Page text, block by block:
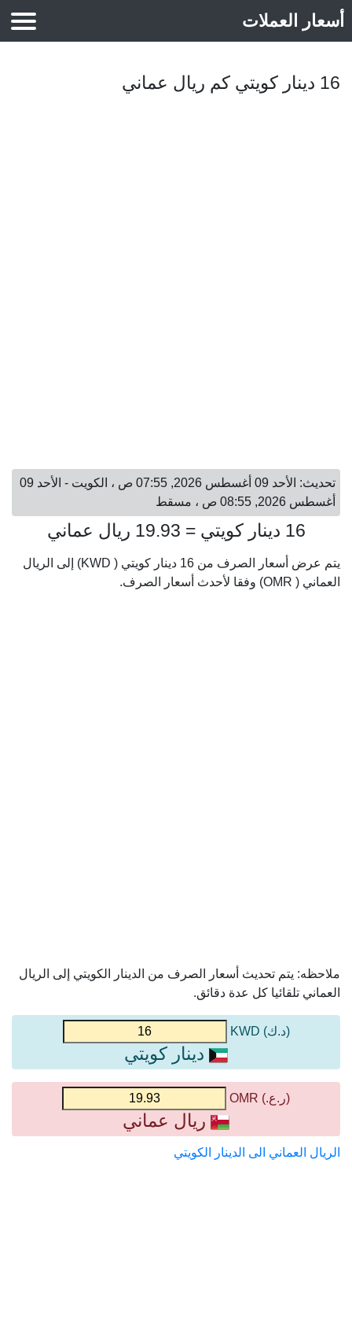
أسعار العملات
16 دينار كويتي كم ريال عماني
تحديث: الأحد 09 أغسطس 2026, 07:55 ص ، الكويت - الأحد 09
أغسطس 2026, 08:55 ص ، مسقط
16 دينار كويتي = 19.93 ريال عماني
يتم عرض أسعار الصرف من 16 دينار كويتي ( KWD) إلى الريال
العماني ( OMR) وفقا لأحدث أسعار الصرف.
ملاحظه: يتم تحديث أسعار الصرف من الدينار الكويتي إلى الريال
العماني تلقائيا كل عدة دقائق.
(د.ك) KWD
دينار كويتي
(ر.ع.) OMR
ريال عماني
الريال العماني الى الدينار الكويتي